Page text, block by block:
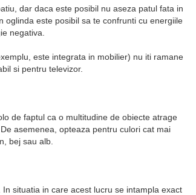
dar daca este posibil nu aseza patul fata in
oglinda este posibil sa te confrunti cu energiile
negativa.
este integrata in mobilier) nu iti ramane
si pentru televizor.
de faptul ca o multitudine de obiecte atrage
asemenea, opteaza pentru culori cat mai
bej sau alb.
situatia in care acest lucru se intampla exact